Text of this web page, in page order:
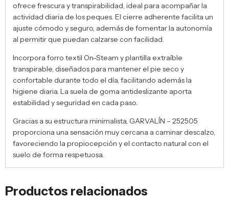
ofrece frescura y transpirabilidad, ideal para acompañar la
actividad diaria de los peques. El cierre adherente facilita un
ajuste cómodo y seguro, además de fomentar la autonomía
al permitir que puedan calzarse con facilidad.
Incorpora forro textil On-Steam y plantilla extraíble
transpirable, diseñados para mantener el pie seco y
confortable durante todo el día, facilitando además la
higiene diaria. La suela de goma antideslizante aporta
estabilidad y seguridad en cada paso.
Gracias a su estructura minimalista, GARVALÍN – 252505
proporciona una sensación muy cercana a caminar descalzo,
favoreciendo la propiocepción y el contacto natural con el
suelo de forma respetuosa.
Productos relacionados